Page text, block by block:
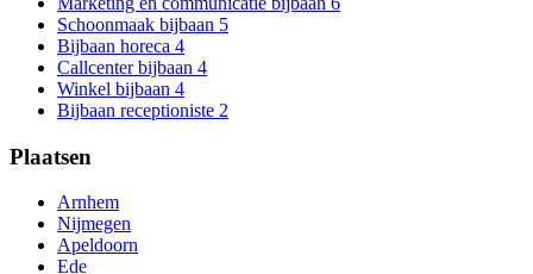
Schoonmaak bijbaan 5
Bijbaan horeca 4
Callcenter bijbaan 4
Winkel bijbaan 4
Bijbaan receptioniste 2
Plaatsen
Arnhem
Nijmegen
Apeldoorn
Ede